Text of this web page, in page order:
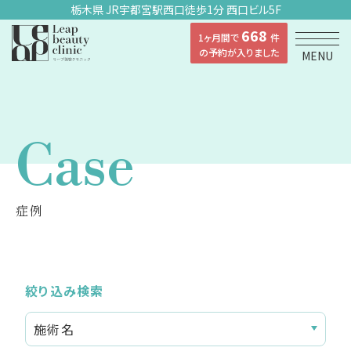
栃木県 JR宇都宮駅西口徒歩1分 西口ビル5F
1ヶ月間で 668 件
の予約が入りました
MENU
Case
症例
絞り込み検索